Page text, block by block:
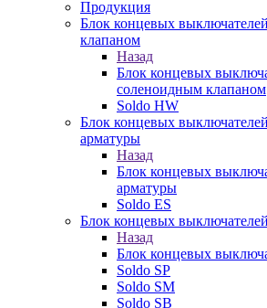
Продукция
Блок концевых
клапаном
Назад
Блок концевых
соленоидным клапаном
Soldo HW
Блок концевых
арматуры
Назад
Блок концевых
арматуры
Soldo ES
Блок концевых выключателей
Назад
Блок концевых
Soldo SP
Soldo SM
Soldo SB